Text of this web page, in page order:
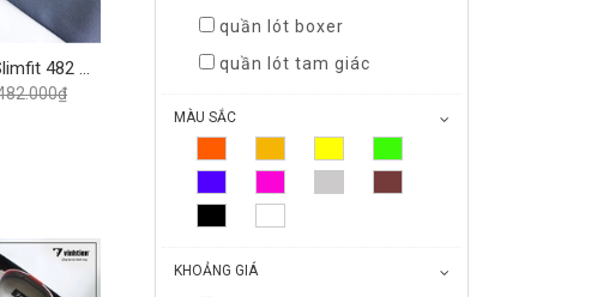
quần lót boxer
quần lót tam giác
MÀU SẮC
KHOẢNG GIÁ
Quần Tây 0Ly Slimfit 482 Vĩnh Tiến - Nhiều Màu